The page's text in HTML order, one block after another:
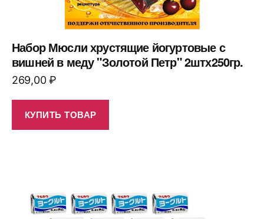
Набор Мюсли хрустящие йогуртовые с
вишней в меду "Золотой Петр" 2штх250гр.
269,00₽
КУПИТЬ ТОВАР